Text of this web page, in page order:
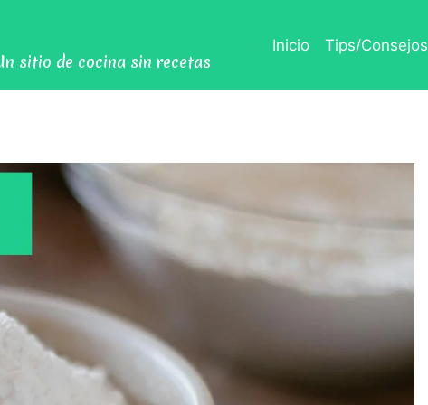
sitio de cocina sin recetas
Inicio Tips/Consejos